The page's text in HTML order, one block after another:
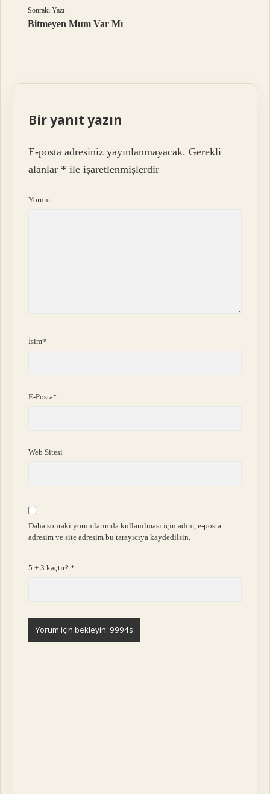
Sonraki Yazı
Bitmeyen Mum Var Mı
Bir yanıt yazın
E-posta adresiniz yayınlanmayacak. Gerekli
alanlar * ile işaretlenmişlerdir
Yorum
İsim*
E-Posta*
Web Sitesi
Daha sonraki yorumlarımda kullanılması için adım, e-posta
adresim ve site adresim bu tarayıcıya kaydedilsin.
5 + 3 kaçtır?*